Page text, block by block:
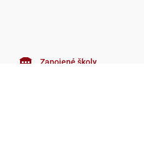
Zapojené školy